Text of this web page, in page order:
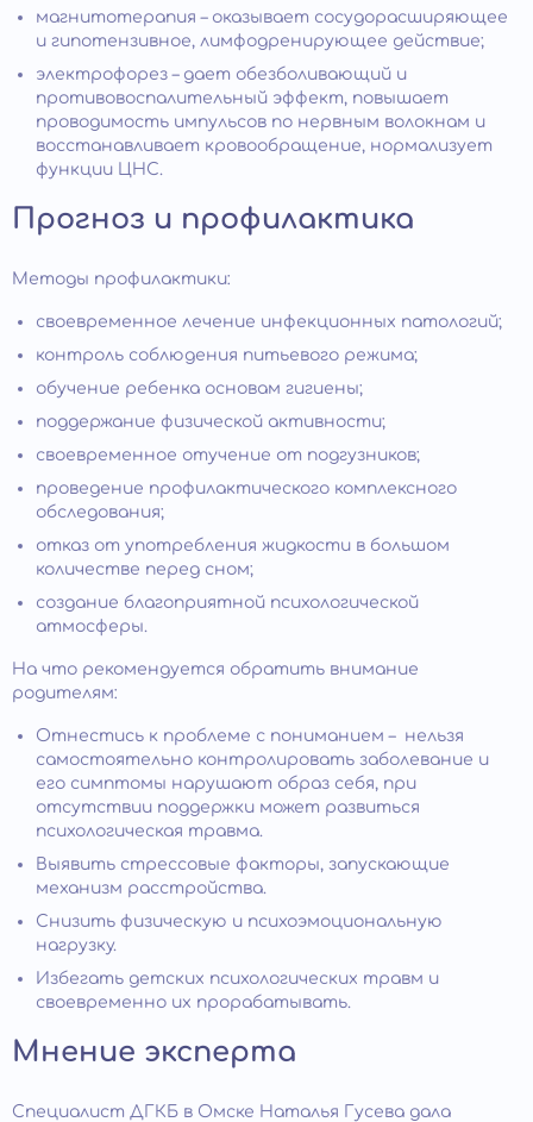
магнитотерапия – оказывает сосудорасширяющее
и гипотензивное, лимфодренирующее действие;
электрофорез – дает обезболивающий и
противовоспалительный эффект, повышает
проводимость импульсов по нервным волокнам и
восстанавливает кровообращение, нормализует
функции ЦНС.
Прогноз и профилактика
Методы профилактики:
своевременное лечение инфекционных патологий;
контроль соблюдения питьевого режима;
обучение ребенка основам гигиены;
поддержание физической активности;
своевременное отучение от подгузников;
проведение профилактического комплексного
обследования;
отказ от употребления жидкости в большом
количестве перед сном;
создание благоприятной психологической
атмосферы.
На что рекомендуется обратить внимание
родителям:
Отнестись к проблеме с пониманием – нельзя
самостоятельно контролировать заболевание и
его симптомы нарушают образ себя, при
отсутствии поддержки может развиться
психологическая травма.
Выявить стрессовые факторы, запускающие
механизм расстройства.
Снизить физическую и психоэмоциональную
нагрузку.
Избегать детских психологических травм и
своевременно их прорабатывать.
Мнение эксперта
Специалист ДГКБ в Омске Наталья Гусева дала